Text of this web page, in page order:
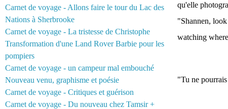
Carnet de voyage - Allons faire le tour du Lac des
Nations à Sherbrooke
Carnet de voyage - La tristesse de Christophe
Transformation d'une Land Rover Barbie pour les
pompiers
Carnet de voyage - un campeur mal embouché
Nouveau venu, graphisme et poésie
Carnet de voyage - Critiques et guérison
Carnet de voyage - Du nouveau chez Tamsir +
qu'elle
"Shannen,
watching
"Tu ne